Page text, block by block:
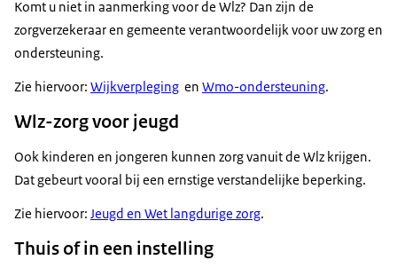
oorzaken. Bijvoorbeeld door ernstige vermoeidheid,
vertraagd denken, verminderde alertheid of
concentratieproblemen.
Toezicht wilsonbekwaamheid en hulp inroepen
Het kan zijn dat u de gevolgen van uw beslissingen niet
goed overziet. Denk aan problemen met sociale
redzaamheid, gedragsproblemen, psychische
of problemen met uw geheugen en oriëntatie. Als er
sprake
zichzelf kan zorgen.
(Risico op) ernstige lichamelijke verwondingen.
Bijvoorbeeld door zelfverwonding (automutilatie), 's
niet kan, brandende sigaretten vergeten, te weinig
drinken of juist te veel eten, overbelasting door veel
te veel te bewegen. NB: Alleen een risico op vallen
contacten. Bijvoorbeeld woonoverlast, vervuiling,
Meer informatie over de grondslagen vindt u bij
Komt u niet in aanmerking voor de Wlz? Dan zijn de
zorgverzekeraar en gemeente verantwoordelijk voor uw zorg en
ondersteuning.
Zie hiervoor: Wijkverpleging en Wmo-ondersteuning.
Wlz-zorg voor jeugd
Ook kinderen en jongeren kunnen zorg vanuit de Wlz krijgen.
Dat gebeurt vooral bij een ernstige verstandelijke beperking.
Zie hiervoor: Jeugd en Wet langdurige zorg.
Thuis of in een instelling